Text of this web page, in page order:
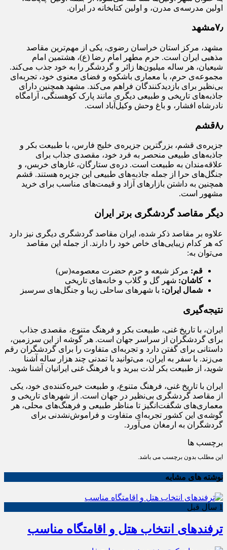
اولین مدرسه‌ی مدرن، و اولین کتابخانه در ایران.
۷٫مشهد
مشهد، مرکز استان خراسان رضوی، یکی از مهم‌ترین مقاصد
مذهبی ایران است. حرم مطهر امام رضا (ع)، هشتمین امام
شیعیان، هر ساله میلیون‌ها زائر و گردشگر را به خود جذب می‌کند.
مجموعه‌ی حرم، با معماری باشکوه و فضای معنوی خود، تجربه‌ای
بی‌نظیر برای بازدیدکنندگان فراهم می‌کند. مشهد همچنین دارای
جاذبه‌های تاریخی و طبیعی دیگری مانند پارک کوهسنگی، آرامگاه
نادرشاه افشار، و باغ وحش وکیل‌آباد است.
۸٫قشم
جزیره‌ی قشم، بزرگترین جزیره‌ی خلیج فارس، با طبیعت بکر و
جاذبه‌های طبیعی منحصر به فرد خود، مقصدی جذاب برای
علاقه‌مندان به طبیعت است. دره‌ی ستارگان، غارهای خربس، و
جنگل‌های حرا از جمله جاذبه‌های طبیعی این جزیره هستند. قشم
همچنین به داشتن بازارهای آزاد و قیمت‌های مناسب برای خرید
مشهور است.
دیگر مقاصد گردشگری برتر ایران
علاوه بر مقاصد ذکر شده، ایران مقاصد گردشگری دیگری نیز دارد
که هر کدام زیبایی‌های خاص خود را دارند. از جمله این مقاصد
می‌توان به:
قم: مرکز شیعه و حرم حضرت معصومه(س)
کاشان: شهر گل و گلاب و خانه‌های تاریخی
شمال ایران: با شهرهای ساحلی زیبا و جنگل‌های سرسبز
نتیجه‌گیری
ایران، با تاریخ غنی، طبیعت بکر و فرهنگ متنوع، مقصدی جذاب
برای گردشگران از سراسر جهان است. هر گوشه از این سرزمین،
داستانی برای گفتن دارد و تجربه‌ای متفاوت را برای گردشگران رقم
می‌زند. با سفر به ایران، می‌توانید با تمدنی چند هزار ساله آشنا
شوید، از طبیعت بکر لذت ببرید و با فرهنگ غنی ایرانیان آشنا شوید.
ایران با تاریخ غنی، فرهنگ متنوع، و طبیعت خیره‌کننده‌ی خود، یکی
از مقاصد گردشگری بی‌نظیر در جهان است. از شهرهای تاریخی و
معماری‌های شگفت‌انگیز تا مناظر طبیعی و فرهنگ‌های محلی، هر
گوشه‌ی این کشور تجربه‌ای متفاوت و فراموش‌نشدنی برای
گردشگران به ارمغان می‌آورد.
برچسب ها
این مطلب بدون برچسب می باشد.
نوشته های مشابه
1 سال قبل
ترفندهای انتخاب هتل و اقامتگاه مناسب